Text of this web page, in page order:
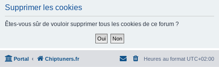
e
Supprimer les cookies
Êtes-vous sûr de vouloir supprimer tous les cookies de ce forum ?
Portal Chiptuners.fr Heures au format UTC+02:00